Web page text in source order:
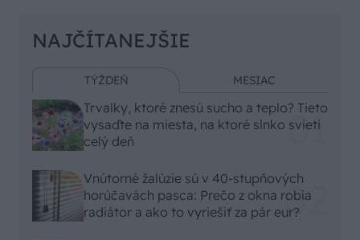
NAJČÍTANEJŠIE
TÝŽDEŇ MESIAC
Trvalky, ktoré znesú sucho a teplo? Tieto
vysaďte na miesta, na ktoré slnko svieti
celý deň
Vnútorné žalúzie sú v 40-stupňových
horúčavách pasca: Prečo z okna robia
radiátor a ako to vyriešiť za pár eur?